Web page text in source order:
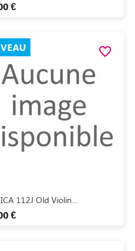
€
Aperçu rapide
112J Old Violin...
€
favorite_border